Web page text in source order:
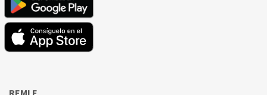
REMLE